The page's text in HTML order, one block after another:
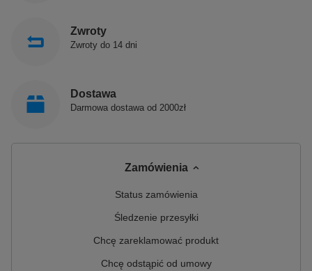
Zwroty
Zwroty do 14 dni
Dostawa
Darmowa dostawa od 2000zł
Zamówienia
Status zamówienia
Śledzenie przesyłki
Chcę zareklamować produkt
Chcę odstąpić od umowy